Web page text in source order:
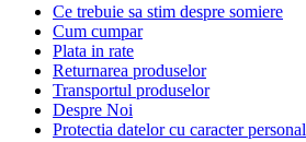
Ce trebuie sa stim despre somiere
Cum cumpar
Plata in rate
Returnarea produselor
Transportul produselor
Despre Noi
Protectia datelor cu caracter personal